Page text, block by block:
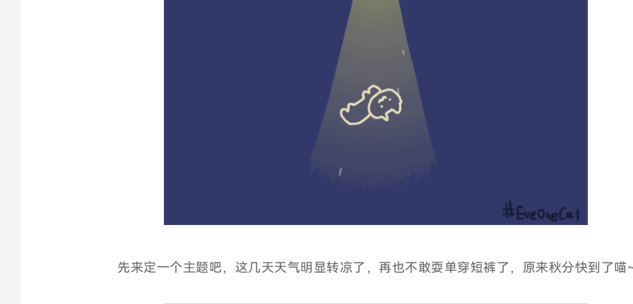
先来定一个主题吧，这几天天气明显转凉了，再也不敢耍单穿短裤了，原来秋分快到了喵